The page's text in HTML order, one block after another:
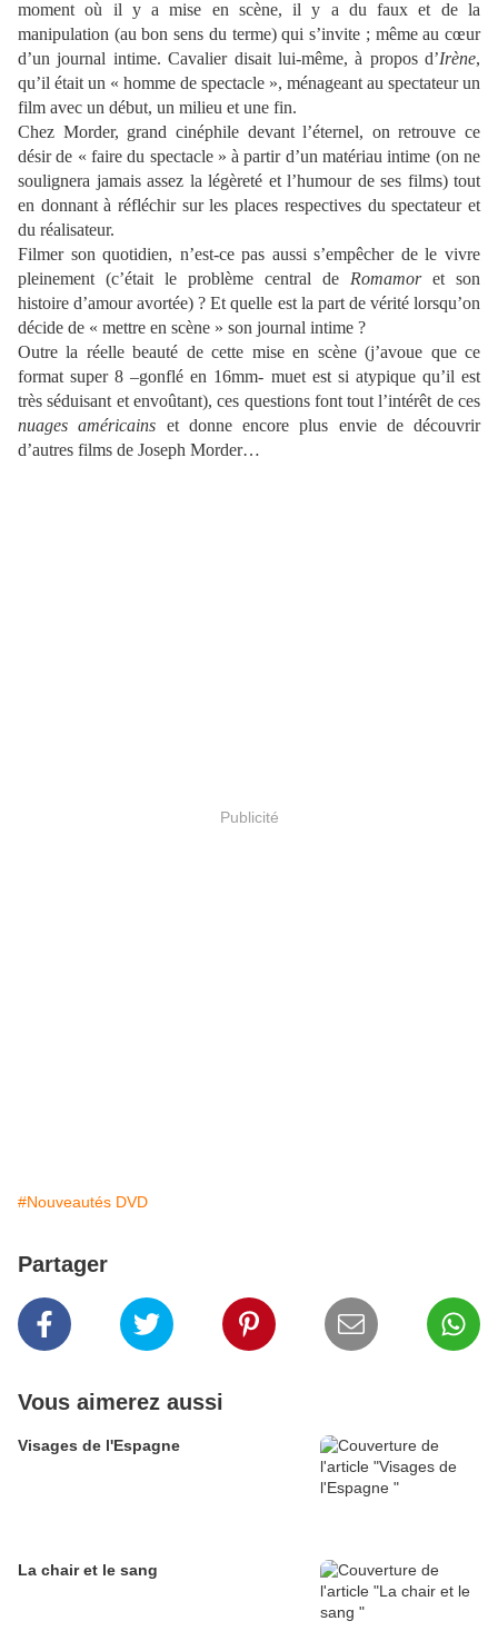
moment où il y a mise en scène, il y a du faux et de la
manipulation (au bon sens du terme) qui s’invite ; même au cœur
d’un journal intime. Cavalier disait lui-même, à propos d’Irène,
qu’il était un « homme de spectacle », ménageant au spectateur un
film avec un début, un milieu et une fin.
Chez Morder, grand cinéphile devant l’éternel, on retrouve ce
désir de « faire du spectacle » à partir d’un matériau intime (on ne
soulignera jamais assez la légèreté et l’humour de ses films) tout
en donnant à réfléchir sur les places respectives du spectateur et
du réalisateur.
Filmer son quotidien, n’est-ce pas aussi s’empêcher de le vivre
pleinement (c’était le problème central de Romamoret son
histoire d’amour avortée) ? Et quelle est la part de vérité lorsqu’on
décide de « mettre en scène » son journal intime ?
Outre la réelle beauté de cette mise en scène (j’avoue que ce
format super 8 –gonflé en 16mm- muet est si atypique qu’il est
très séduisant et envoûtant), ces questions font tout l’intérêt de ces
nuages américains et donne encore plus envie de découvrir
d’autres films de Joseph Morder…
Publicité
#Nouveautés DVD
Partager
Vous aimerez aussi
Visages de l'Espagne
La chair et le sang